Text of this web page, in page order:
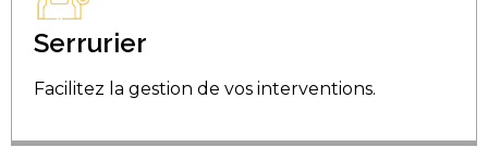
Serrurier
Facilitez la gestion de vos interventions.